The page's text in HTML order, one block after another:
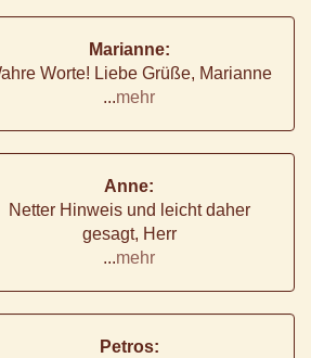
Marianne:
Worte! Liebe Grüße, Marianne
...mehr
Anne:
Netter Hinweis und leicht daher
gesagt, Herr
...mehr
Petros: